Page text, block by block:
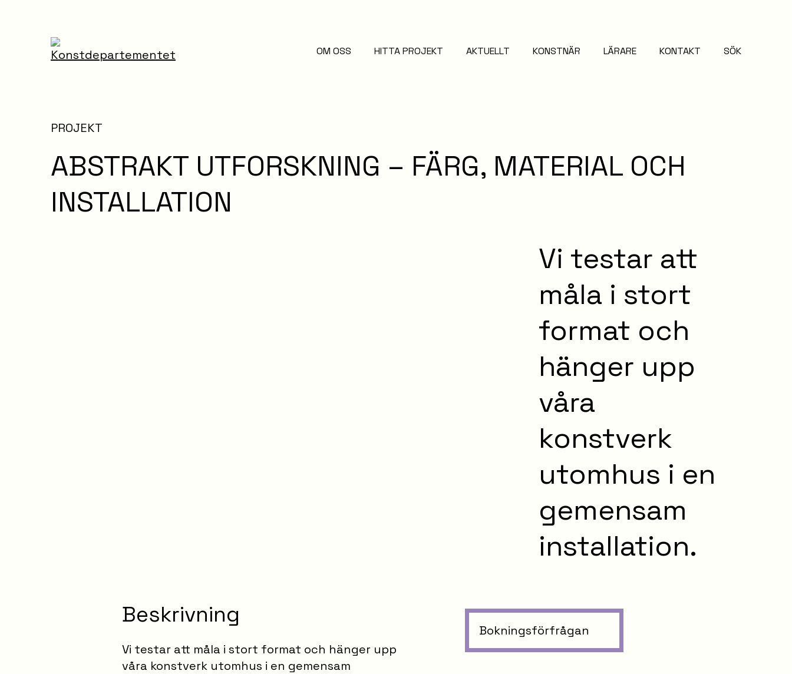
OM OSS HITTA PROJEKT AKTUELLT KONSTNÄR LÄRARE KONTAKT SÖK
PROJEKT
ABSTRAKT UTFORSKNING – FÄRG, MATERIAL OCH
INSTALLATION
Vi testar att
måla i stort
format och
hänger upp
våra
konstverk
utomhus i en
gemensam
installation.
Beskrivning
Vi testar att måla i stort format och hänger upp
våra konstverk utomhus i en gemensam
Bokningsförfrågan